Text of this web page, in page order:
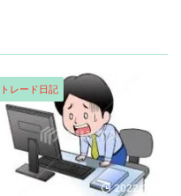
トレード日記
2022/1/11